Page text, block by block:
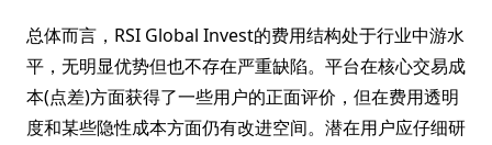
总体而言，RSI Global Invest的费用结构处于行业中游水
平，无明显优势但也不存在严重缺陷。平台在核心交易成
本(点差)方面获得了一些用户的正面评价，但在费用透明
度和某些隐性成本方面仍有改进空间。潜在用户应仔细研